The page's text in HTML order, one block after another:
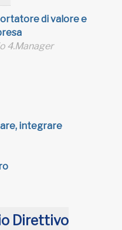
di valore e
4.Manager
integrare
Direttivo